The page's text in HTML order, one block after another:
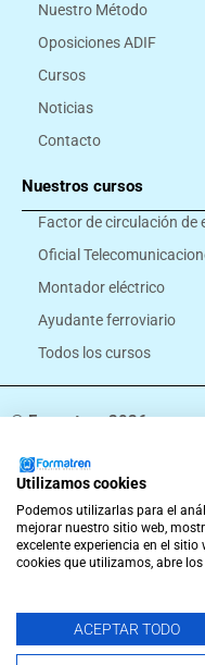
Nuestro Método
Oposiciones ADIF
Cursos
Noticias
Contacto
Nuestros cursos
Factor de circulación de
Oficial
Montador eléctrico
Ayudante ferroviario
Todos los cursos
© Formatren 2026
Política de Cookies
T
e
l
e
g
a
m
F
a
c
e
b
o
k
I
n
s
t
a
r
a
W
h
a
t
s
p
p
Utilizamos cookies
Podemos utilizarlas para el
mejorar nuestro sitio web,
excelente experiencia en el
cookies que utilizamos, abre los
ACEPTAR TODO